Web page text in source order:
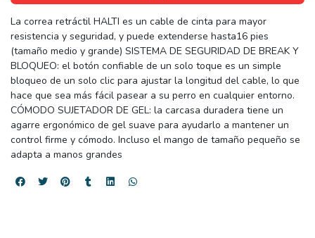
La correa retráctil HALTI es un cable de cinta para mayor
resistencia y seguridad, y puede extenderse hasta16 pies
(tamaño medio y grande) SISTEMA DE SEGURIDAD DE BREAK Y
BLOQUEO: el botón confiable de un solo toque es un simple
bloqueo de un solo clic para ajustar la longitud del cable, lo que
hace que sea más fácil pasear a su perro en cualquier entorno.
CÓMODO SUJETADOR DE GEL: la carcasa duradera tiene un
agarre ergonómico de gel suave para ayudarlo a mantener un
control firme y cómodo. Incluso el mango de tamaño pequeño se
adapta a manos grandes